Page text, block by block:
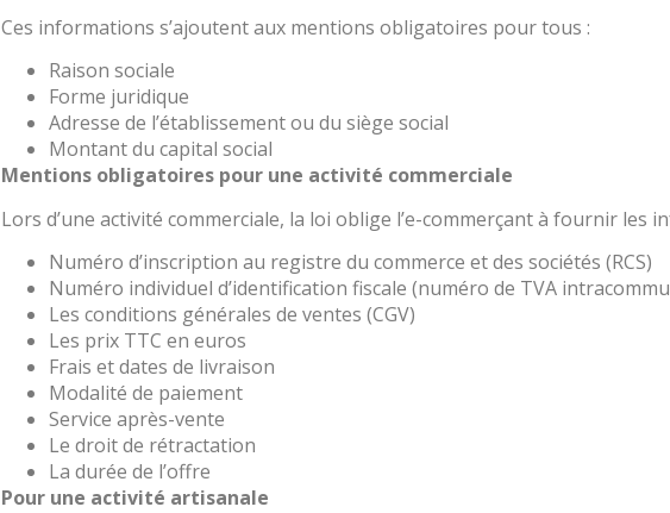
Ces informations s’ajoutent aux mentions obligatoires pour tous :
Raison sociale
Forme juridique
Adresse de l’établissement ou du siège social
Montant du capital social
Mentions obligatoires pour une activité commerciale
Lors d’une activité commerciale, la loi oblige l’e-commerçant à fournir les
Numéro d’inscription au registre du commerce et des sociétés (RCS)
Numéro individuel d’identification fiscale (numéro de TVA
Les conditions générales de ventes (CGV)
Les prix TTC en euros
Frais et dates de livraison
Modalité de paiement
Service après-vente
Le droit de rétractation
La durée de l’offre
Pour une activité artisanale